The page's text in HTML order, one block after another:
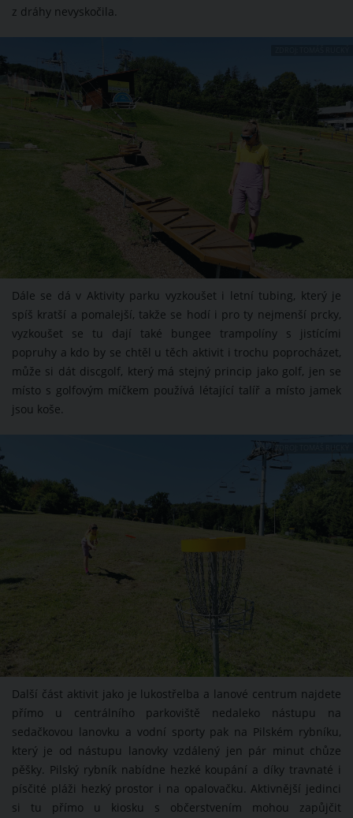
z dráhy nevyskočila.
Dále se dá v Aktivity parku vyzkoušet i letní tubing, který je
spíš kratší a pomalejší, takže se hodí i pro ty nejmenší prcky,
vyzkoušet se tu dají také bungee trampolíny s jistícími
popruhy a kdo by se chtěl u těch aktivit i trochu poprocházet,
může si dát discgolf, který má stejný princip jako golf, jen se
místo s golfovým míčkem používá létající talíř a místo jamek
jsou koše.
Další část aktivit jako je lukostřelba a lanové centrum najdete
přímo u centrálního parkoviště nedaleko nástupu na
sedačkovou lanovku a vodní sporty pak na Pilském rybníku,
který je od nástupu lanovky vzdálený jen pár minut chůze
pěšky. Pilský rybník nabídne hezké koupání a díky travnaté i
písčité pláži hezký prostor i na opalovačku. Aktivnější jedinci
si tu přímo u kiosku s občerstvením mohou zapůjčit